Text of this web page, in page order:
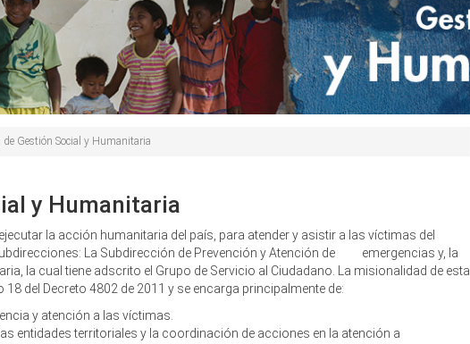
de Gestión Social y Humanitaria
y Humanitaria
la acción humanitaria del país, para atender y asistir a las víctimas del
La Subdirección de Prevención y Atención de emergencias y, la
la cual tiene adscrito el Grupo de Servicio al Ciudadano. La misionalidad de esta
del Decreto 4802 de 2011 y se encarga principalmente de:
y atención a las víctimas.
entidades territoriales y la coordinación de acciones en la atención a